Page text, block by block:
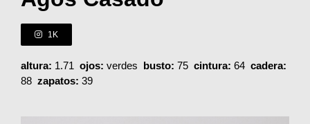
1K
altura: 1.71 ojos: verdes busto: 75 cintura: 64 cadera:
88 zapatos: 39